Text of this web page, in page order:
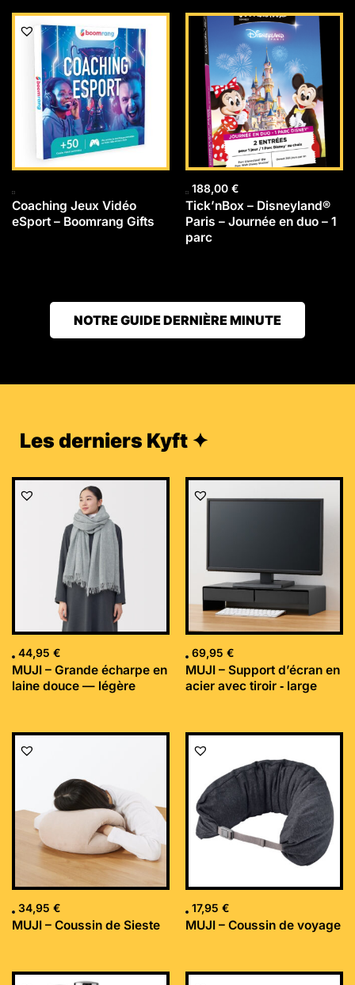
Coaching Jeux Vidéo
eSport – Boomrang Gifts
188,00 €
Tick’nBox – Disneyland®
Paris – Journée en duo – 1
parc
NOTRE GUIDE DERNIÈRE MINUTE
Les derniers Kyft ✦
44,95 €
MUJI – Grande écharpe en
laine douce — légère
69,95 €
MUJI – Support d’écran en
acier avec tiroir ‐ large
34,95 €
MUJI – Coussin de Sieste
17,95 €
MUJI – Coussin de voyage
Le
Le